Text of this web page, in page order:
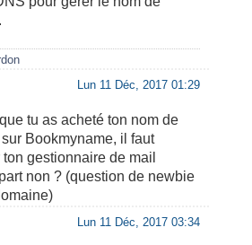
Lun 11 Déc, 2017 01:29
tu as acheté ton nom de
Bookmyname, il faut
ton gestionnaire de mail
non ? (question de newbie
Lun 11 Déc, 2017 03:34